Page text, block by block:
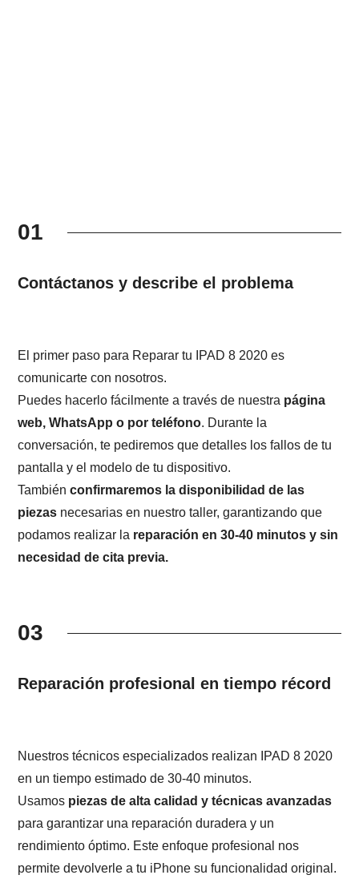
01
Contáctanos y describe el problema
El primer paso para Reparar tu IPAD 8 2020 es
comunicarte con nosotros.
Puedes hacerlo fácilmente a través de nuestra página
web, WhatsApp o por teléfono. Durante la
conversación, te pediremos que detalles los fallos de tu
pantalla y el modelo de tu dispositivo.
Tambiénconfirmaremos la disponibilidad de las
piezas necesarias en nuestro taller, garantizando que
podamos realizar la reparación en 30-40 minutos y sin
necesidad de cita previa.
03
Reparación profesional en tiempo récord
Nuestros técnicos especializados realizan IPAD 8 2020
en un tiempo estimado de 30-40 minutos.
Usamos piezas de alta calidad y técnicas avanzadas
para garantizar una reparación duradera y un
rendimiento óptimo. Este enfoque profesional nos
permite devolverle a tu iPhone su funcionalidad original.